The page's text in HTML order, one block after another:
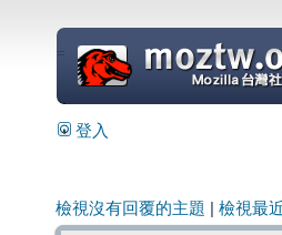
=
登入
檢視沒有回覆的主題 檢視最